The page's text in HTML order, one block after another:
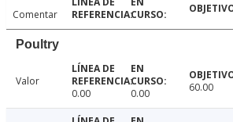
Comentar
Poultry
Valor
0.00
0.00 60.00